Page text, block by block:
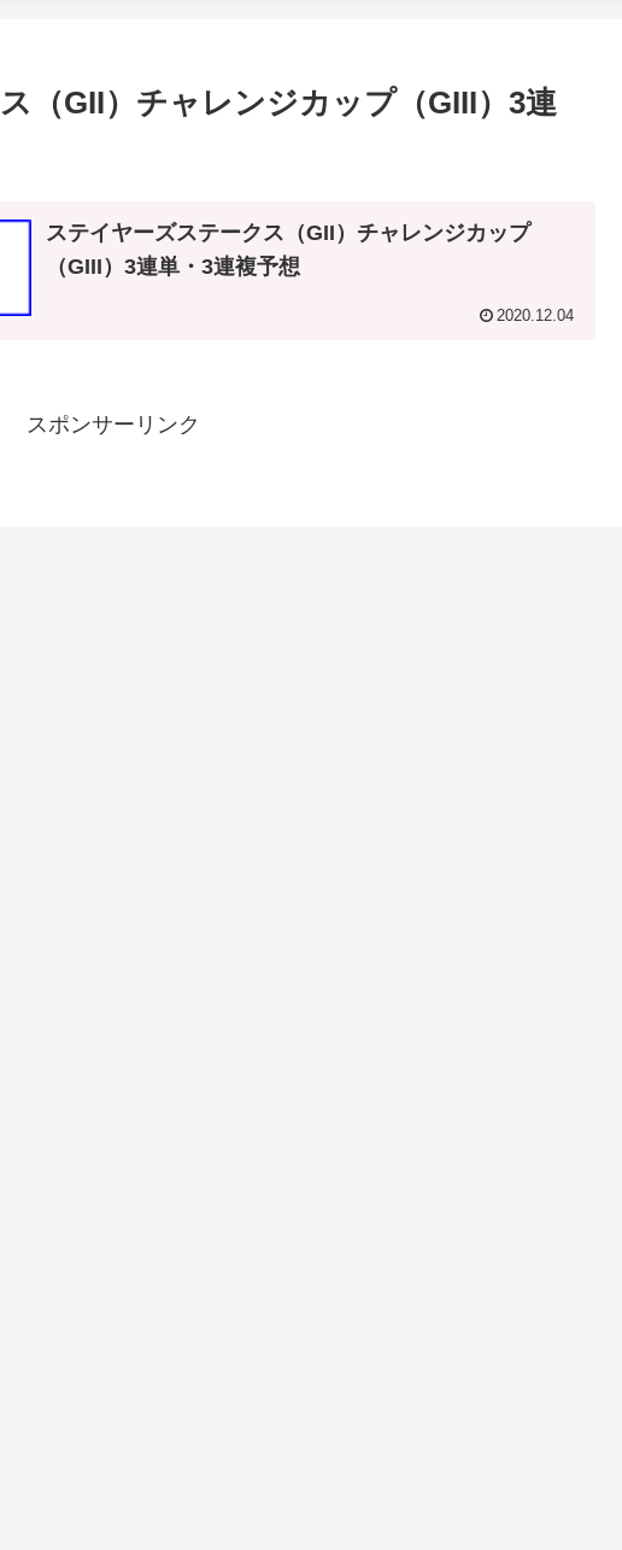
（GII）チャレンジカップ（GIII）3連
ステイヤーズステークス（GII）チャレンジカップ
（GIII）3連単・3連複予想
2020.12.04
スポンサーリンク